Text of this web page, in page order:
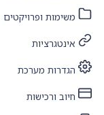
משימות ופרויקטים
אינטגרציות
הגדרות מערכת
חיוב ורכישות